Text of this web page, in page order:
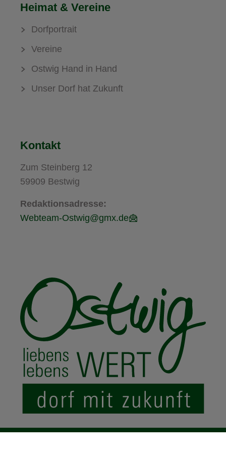
Heimat & Vereine
Dorfportrait
Vereine
Ostwig Hand in Hand
Unser Dorf hat Zukunft
Kontakt
Zum Steinberg 12
59909 Bestwig
Redaktionsadresse:
Webteam-Ostwig@gmx.de